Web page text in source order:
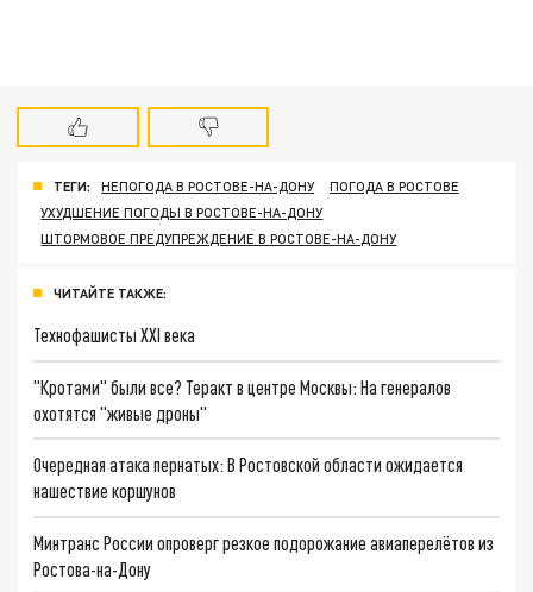
ТЕГИ: НЕПОГОДА В РОСТОВЕ-НА-ДОНУ
ПОГОДА В РОСТОВЕ
УХУДШЕНИЕ ПОГОДЫ В РОСТОВЕ-НА-ДОНУ
ШТОРМОВОЕ ПРЕДУПРЕЖДЕНИЕ В РОСТОВЕ-НА-ДОНУ
ЧИТАЙТЕ ТАКЖЕ:
Технофашисты XXI века
"Кротами" были все? Теракт в центре Москвы: На генералов
охотятся "живые дроны"
Очередная атака пернатых: В Ростовской области ожидается
нашествие коршунов
Минтранс России опроверг резкое подорожание авиаперелётов из
Ростова-на-Дону